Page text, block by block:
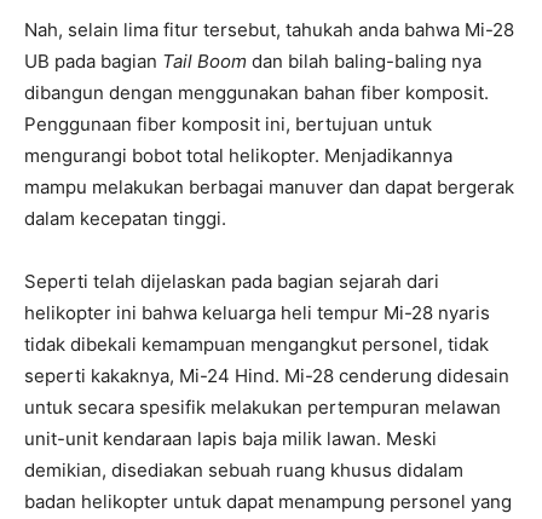
Nah, selain lima fitur tersebut, tahukah anda bahwa Mi-28
UB pada bagian Tail Boom dan bilah baling-baling nya
dibangun dengan menggunakan bahan fiber komposit.
Penggunaan fiber komposit ini, bertujuan untuk
mengurangi bobot total helikopter. Menjadikannya
mampu melakukan berbagai manuver dan dapat bergerak
dalam kecepatan tinggi.
Seperti telah dijelaskan pada bagian sejarah dari
helikopter ini bahwa keluarga heli tempur Mi-28 nyaris
tidak dibekali kemampuan mengangkut personel, tidak
seperti kakaknya, Mi-24 Hind. Mi-28 cenderung didesain
untuk secara spesifik melakukan pertempuran melawan
unit-unit kendaraan lapis baja milik lawan. Meski
demikian, disediakan sebuah ruang khusus didalam
badan helikopter untuk dapat menampung personel yang